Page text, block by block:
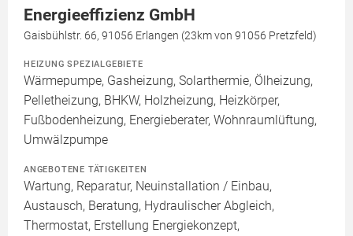
Energieeffizienz GmbH
Gaisbühlstr. 66, 91056 Erlangen (23km von 91056 Pretzfeld)
HEIZUNG SPEZIALGEBIETE
Wärmepumpe, Gasheizung, Solarthermie, Ölheizung,
Pelletheizung, BHKW, Holzheizung, Heizkörper,
Fußbodenheizung, Energieberater, Wohnraumlüftung,
Umwälzpumpe
ANGEBOTENE TÄTIGKEITEN
Wartung, Reparatur, Neuinstallation / Einbau,
Austausch, Beratung, Hydraulischer Abgleich,
Thermostat, Erstellung Energiekonzept,